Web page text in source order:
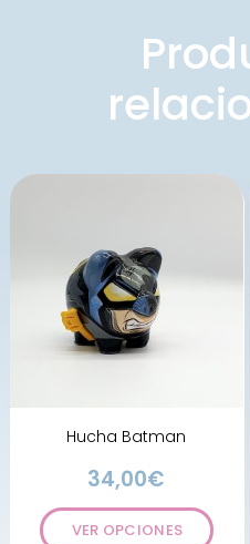
Hucha Batman
34,00€
VER OPCIONES